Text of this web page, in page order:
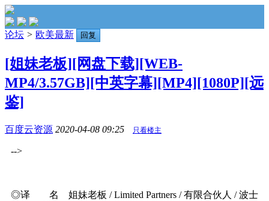
论坛 > 欧美最新 回复
[姐妹老板][网盘下载][WEB-
MP4/3.57GB][中英字幕][MP4][1080P][远
鉴]
百度云资源 2020-04-08 09:25 只看楼主
-->
◎译 名 姐妹老板 / Limited Partners / 有限合伙人 / 波士